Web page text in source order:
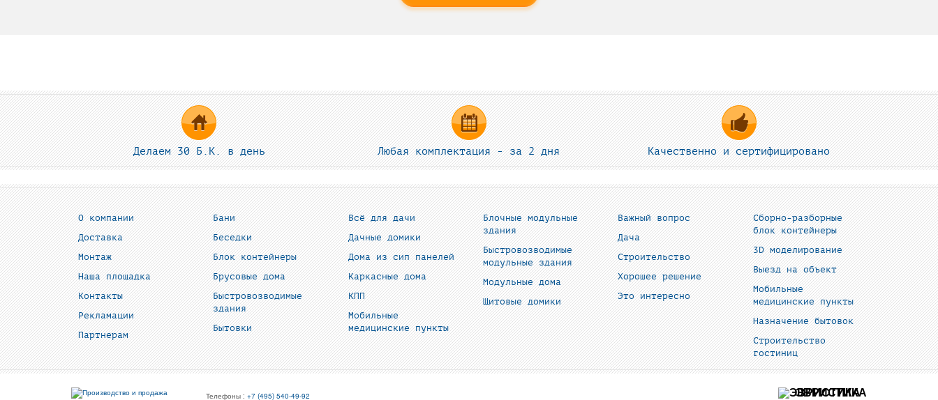
Делаем 30 Б.К. в день Любая комплектация - за 2 дня Качественно и сертифицировано
О компании
Доставка
Монтаж
Наша площадка
Контакты
Рекламации
Партнерам
Бани
Беседки
Блок контейнеры
Брусовые дома
Быстровозводимые
здания
Бытовки
Всё для дачи
Дачные домики
Дома из сип панелей
Каркасные дома
КПП
Мобильные
медицинские пункты
Блочные модульные
здания
Быстровозводимые
модульные здания
Модульные дома
Щитовые домики
Важный вопрос
Дача
Строительство
Хорошее решение
Это интересно
Сборно-разборные
блок контейнеры
3D моделирование
Выезд на объект
Мобильные
медицинские пункты
Назначение бытовок
Строительство
гостиниц
ЭВРИСТИКА
Телефоны :+7 (495) 540-49-92